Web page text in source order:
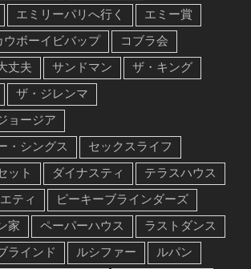
エミリーパリへ行く
エミー賞
ウボーイビバップ
コブラ会
丈夫
サンドマン
ザ・キング
ザ・ジレンマ
ョージア
・シングス
セックスライフ
ット
ダイナスティ
テラスハウス
ティ
ピーキーブラインダーズ
家
ペーパーハウス
ラストダンス
ラインド
ルシファー
ルパン